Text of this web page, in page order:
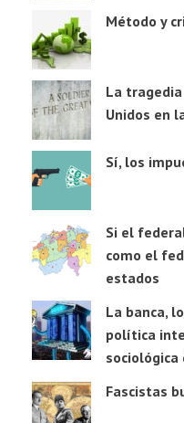
Método y
La
Unidos en
Sí, los
Si el
como el
estados
La banca,
política
Fascistas